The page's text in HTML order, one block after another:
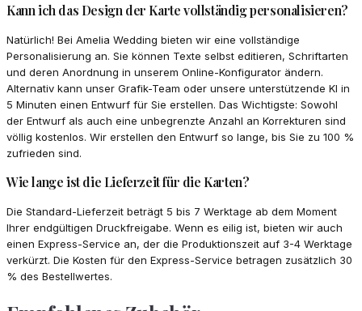
Kann ich das Design der Karte vollständig personalisieren?
Natürlich! Bei Amelia Wedding bieten wir eine vollständige
Personalisierung an. Sie können Texte selbst editieren, Schriftarten
und deren Anordnung in unserem Online-Konfigurator ändern.
Alternativ kann unser Grafik-Team oder unsere unterstützende KI in
5 Minuten einen Entwurf für Sie erstellen. Das Wichtigste: Sowohl
der Entwurf als auch eine unbegrenzte Anzahl an Korrekturen sind
völlig kostenlos. Wir erstellen den Entwurf so lange, bis Sie zu 100 %
zufrieden sind.
Wie lange ist die Lieferzeit für die Karten?
Die Standard-Lieferzeit beträgt 5 bis 7 Werktage ab dem Moment
Ihrer endgültigen Druckfreigabe. Wenn es eilig ist, bieten wir auch
einen Express-Service an, der die Produktionszeit auf 3-4 Werktage
verkürzt. Die Kosten für den Express-Service betragen zusätzlich 30
% des Bestellwertes.